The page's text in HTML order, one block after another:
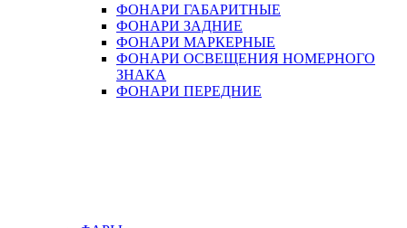
ФОНАРИ ГАБАРИТНЫЕ
ФОНАРИ ЗАДНИЕ
ФОНАРИ МАРКЕРНЫЕ
ФОНАРИ ОСВЕЩЕНИЯ НОМЕРНОГО
ЗНАКА
ФОНАРИ ПЕРЕДНИЕ